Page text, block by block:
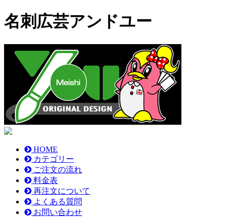
名刺広芸アンドユー
HOME
カテゴリー
ご注文の流れ
料金表
再注文について
よくある質問
お問い合わせ